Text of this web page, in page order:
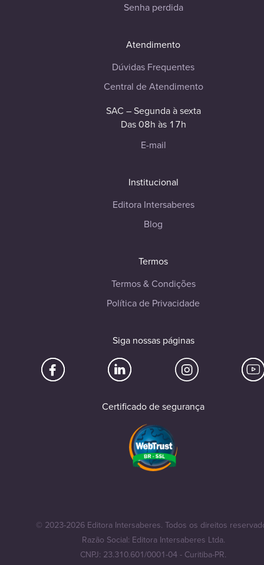
Senha perdida
Atendimento
Dúvidas Frequentes
Central de Atendimento
SAC – Segunda à sexta
Das 08h às 17h
E-mail
Institucional
Editora Intersaberes
Blog
Termos
Termos & Condições
Política de Privacidade
Siga nossas páginas
Certificado de segurança
© 2023-2026 Editora Intersaberes. Todos os direitos
Razão Social: Editora Intersaberes Ltda.
CNPJ: 23.310.601/0001-04 - Curitiba-PR.